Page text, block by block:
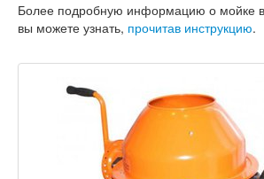
Более подробную информацию о мойке
вы можете узнать, прочитав инструкцию.